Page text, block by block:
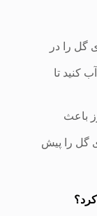
گل را در
کنید تا
باعث
گل را پیش